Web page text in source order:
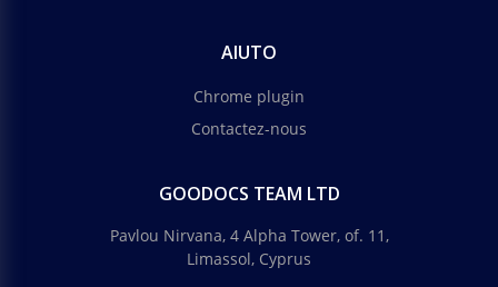
AIUTO
Chrome plugin
Contactez-nous
GOODOCS TEAM LTD
Pavlou Nirvana, 4 Alpha Tower, of. 11,
Limassol, Cyprus